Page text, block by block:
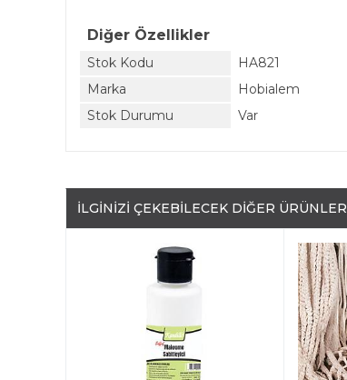
Diğer Özellikler
Stok Kodu
HA821
Marka
Hobialem
Stok Durumu
Var
İLGINIZI ÇEKEBILECEK DIĞER ÜRÜNLER